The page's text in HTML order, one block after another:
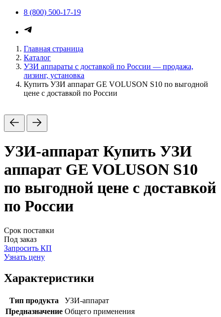
8 (800) 500-17-19
Каталог медицинского
Главная страница
Каталог
УЗИ аппараты с доставкой по России — продажа,
лизинг, установка
Купить УЗИ аппарат GE VOLUSON S10 по выгодной
цене с доставкой по России
УЗИ-аппарат Купить УЗИ
аппарат GE VOLUSON S10
по выгодной цене с доставкой
по России
Срок поставки
Под заказ
Запросить КП
Узнать цену
Характеристики
Тип продукта
УЗИ-аппарат
Предназначение Общего применения